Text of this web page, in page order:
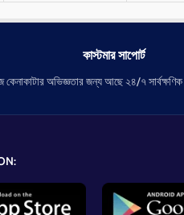
কাস্টমার সাপোর্ট
কেনাকাটার অভিজ্ঞতার জন্য আছে ২৪/৭ সার্বক্ষণিক